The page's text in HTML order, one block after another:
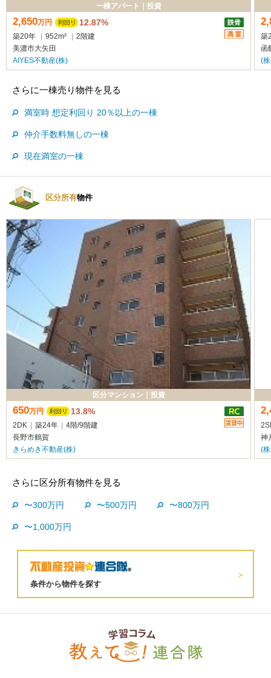
さらに一棟売り物件を見る
満室時 想定利回り 20％以上の一棟
仲介手数料無しの一棟
現在満室の一棟
一棟アパート 投資
2,650万円 12.87%
築20年 952m²
2階建
美濃市大矢田
AIYES不動産(株)
築
函
(
区分所有物件
さらに区分所有物件を見る
〜300万円 〜500万円 〜800万円
〜1,000万円
区分マンション｜ 投資
650万円 13.8%
2DK 築24年 4階/9階建
長野市鶴賀
きらめき不動産(株)
神
(
条件から物件を探す